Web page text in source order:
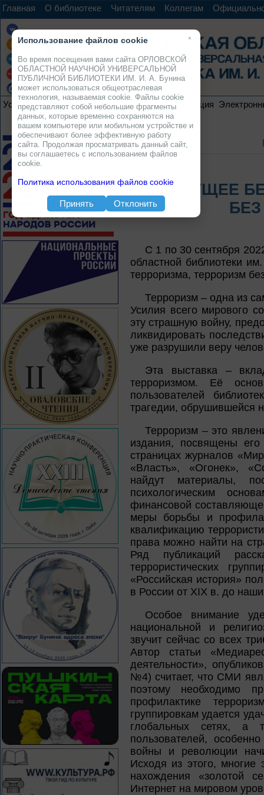
Главная О библиотеке Читателям Коллегам
Услуги Ресурсы Проекты Электронная коллекция
«БУДУЩЕЕ
С 1 по 30 сентября
областной библиотеки
терроризма, терроризм
Терроризм – одна из
Усилия всего мирового
эту страшную войну,
ликвидировать
уже разрушили веру
Эта выставка –
терроризмом. Её
пользователей
трагедии, обрушившейся
Терроризм – это
издания, посвящены
страницах журналов
«Власть», «Огонек»,
найдут материалы,
психологическим
финансовой
меры борьбы и
квалификацию
права можно найти на
Ряд публикаций
террористических
«Российская история»
в России от XIX в. до
Особое внимание
национальной и
звучит сейчас со всех
Автор статьи
деятельности»,
№4) считает, что СМИ
поэтому необходимо
профилактике
группировкам удается
глобальных сетях, а
пользователей,
войны и революции
Исходя из этого, многие
нахождения «золотой
Интернет на мировом
×
Использование файлов cookie
Во время посещения вами сайта ОРЛОВСКОЙ
ОБЛАСТНОЙ НАУЧНОЙ УНИВЕРСАЛЬНОЙ
ПУБЛИЧНОЙ БИБЛИОТЕКИ ИМ. И. А. Бунина
может использоваться общеотраслевая
технология, называемая cookie. Файлы cookie
представляют собой небольшие фрагменты
данных, которые временно сохраняются на
вашем компьютере или мобильном устройстве и
обеспечивают более эффективную работу
сайта. Продолжая просматривать данный сайт,
вы соглашаетесь с использованием файлов
cookie.
Политика использования файлов cookie
Принять Отклонить